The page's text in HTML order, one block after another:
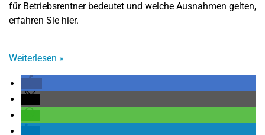
für Betriebsrentner bedeutet und welche Ausnahmen gelten,
erfahren Sie hier.
Weiterlesen »